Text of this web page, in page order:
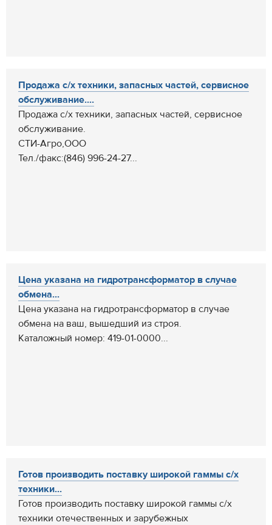
Продажа с/х техники, запасных частей, сервисное
обслуживание....
Продажа с/х техники, запасных частей, сервисное
обслуживание.
СТИ-Агро,ООО
Тел./факс:(846) 996-24-27...
Цена указана на гидротрансформатор в случае
обмена...
Цена указана на гидротрансформатор в случае
обмена на ваш, вышедший из строя.
Каталожный номер: 419-01-0000...
Готов производить поставку широкой гаммы с/х
техники...
Готов производить поставку широкой гаммы с/х
техники отечественных и зарубежных